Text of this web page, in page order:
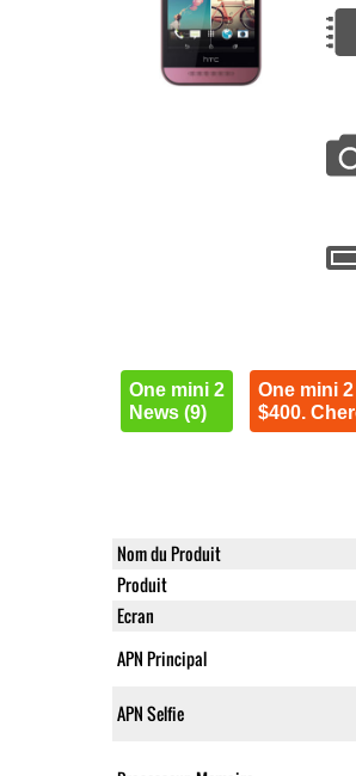
One mini 2
News (9)
One mini
$400.
Nom du Produit
Produit
Ecran
APN Principal
APN Selfie